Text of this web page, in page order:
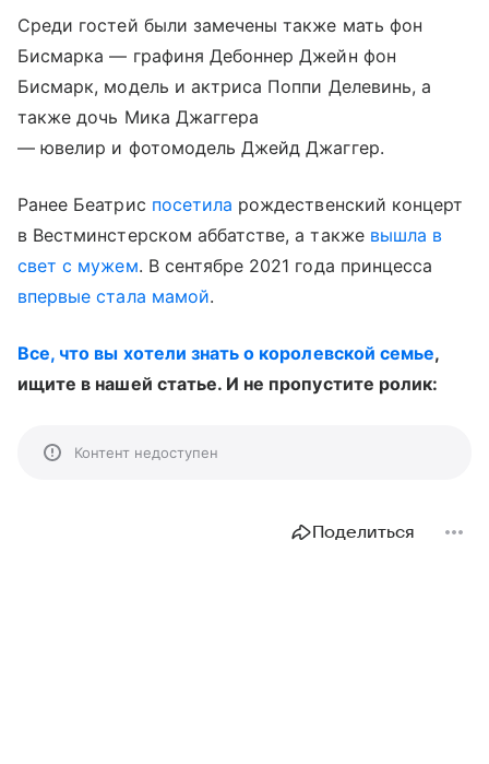
Среди гостей были замечены также мать фон
Бисмарка — графиня Дебоннер Джейн фон
Бисмарк, модель и актриса Поппи Делевинь, а
также дочь Мика Джаггера
— ювелир и фотомодель Джейд Джаггер.
Ранее Беатрис посетила рождественский концерт
в Вестминстерском аббатстве, а также вышла в
свет с мужем. В сентябре 2021 года принцесса
впервые стала мамой.
Все, что вы хотели знать о королевской семье,
ищите в нашей статье. И не пропустите ролик:
Контент недоступен
Поделиться